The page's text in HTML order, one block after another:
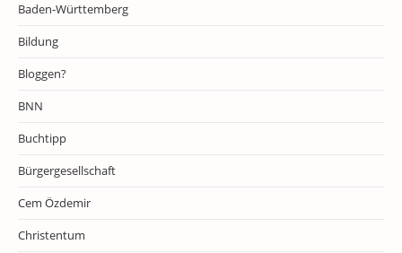
Baden-Württemberg
Bildung
Bloggen?
BNN
Buchtipp
Bürgergesellschaft
Cem Özdemir
Christentum